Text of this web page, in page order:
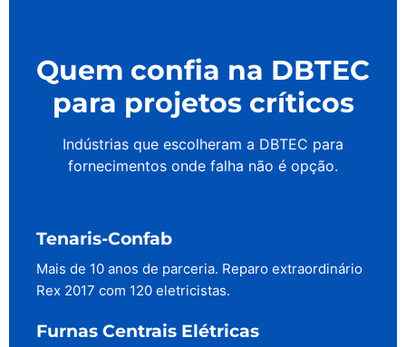
Quem confia na DBTEC
para projetos críticos
Indústrias que escolheram a DBTEC para
fornecimentos onde falha não é opção.
Tenaris-Confab
Mais de 10 anos de parceria. Reparo extraordinário
Rex 2017 com 120 eletricistas.
Furnas Centrais Elétricas